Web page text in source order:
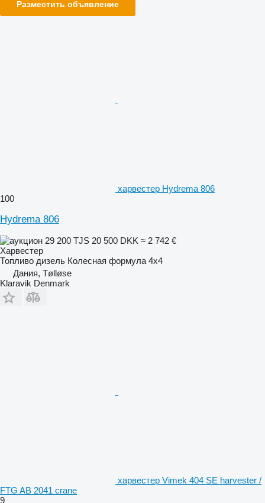
Разместить объявление
харвестер Hydrema 806
100
Hydrema 806
29 200 TJS 20 500 DKK ≈ 2 742 €
Харвестер
Топливо дизель Колесная формула 4x4
Дания, Tølløse
Klaravik Denmark
харвестер Vimek 404 SE harvester /
FTG AB 2041 crane
9